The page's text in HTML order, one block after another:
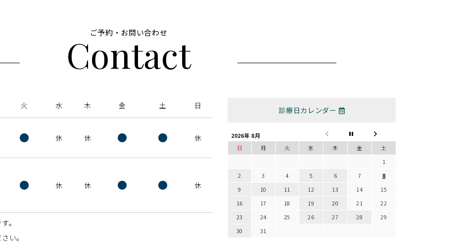
ご予約・お問い合わせ
Contact
火 水 木 金 土 日
● 休 休 ● ● 休
● 休 休 ● ● 休
。
い。
診療日カレンダー
2026年 8月
日
月 火 水 木 金
土
1
2
3 4 5 6 7
8
9
10 11 12 13 14
15
16
17 18 19 20 21
22
23
24 25 26 27 28
29
30
31